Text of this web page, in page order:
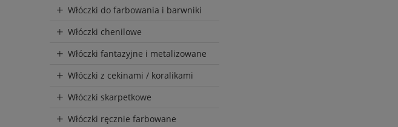
Włóczki do farbowania i barwniki
Włóczki chenilowe
Włóczki fantazyjne i metalizowane
Włóczki z cekinami / koralikami
Włóczki skarpetkowe
Włóczki ręcznie farbowane